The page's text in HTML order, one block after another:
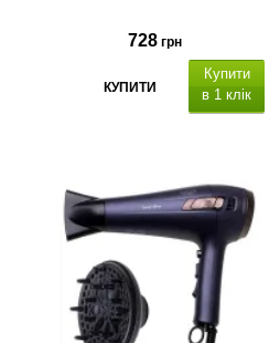
728 грн
КУПИТИ
Купити
в 1 клік